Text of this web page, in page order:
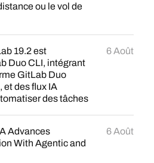
ou le vol de
19.2 est
Duo CLI, intégrant
GitLab Duo
et des flux IA
des tâches
6 Août
Advances
With Agentic and
6 Août